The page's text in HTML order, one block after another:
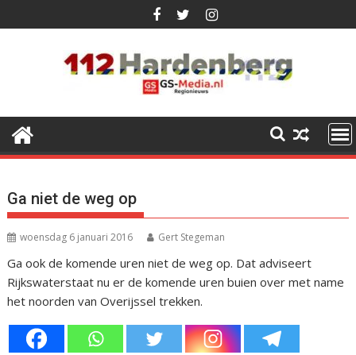
naar
Ga niet de weg op
woensdag 6 januari 2016 Gert Stegeman
Ga ook de komende uren niet de weg op. Dat adviseert
Rijkswaterstaat nu er de komende uren buien over met name
het noorden van Overijssel trekken.